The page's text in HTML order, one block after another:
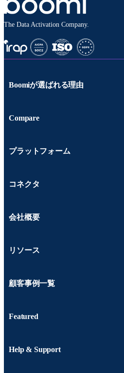
The Data Activation Company.
Boomiが選ばれる理由
Compare
プラットフォーム
コネクタ
会社概要
リソース
顧客事例一覧
Featured
Help & Support